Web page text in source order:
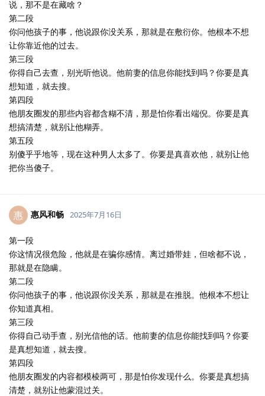
说，那不是在藏啥？
第二段
你问他孩子的事，他说跟你没关系，那就是在敷衍你。他根本不想
让你靠近他的过去。
第三段
你得自己去查，别光听他说。他前妻的信息你能找到吗？你要是真
想知道，就去搜。
第四段
他朋友圈发的那些内容都含糊不清，那是怕你看出端倪。你要是真
想搞清楚，就别让他糊弄。
第五段
别傻乎乎地等，现在这种男人太多了。你要是真喜欢他，就别让他
把你当傻子。
惠 惠风和畅 2025年7月16日
第一段
你这情况很危险，他就是在骗你感情。离过婚带娃，但啥都不说，
那就是在隐瞒。
第二段
你问他孩子的事，他说跟你没关系，那就是在推脱。他根本不想让
你知道真相。
第三段
你得自己动手查，别光信他的话。他前妻的信息你能找到吗？你要
是真想知道，就去搜。
第四段
他朋友圈发的内容都模棱两可，那是怕你发现什么。你要是真想搞
清楚，就别让他蒙混过关。